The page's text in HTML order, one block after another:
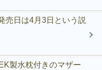
売日は4月3日という説
製水枕付きのマザー